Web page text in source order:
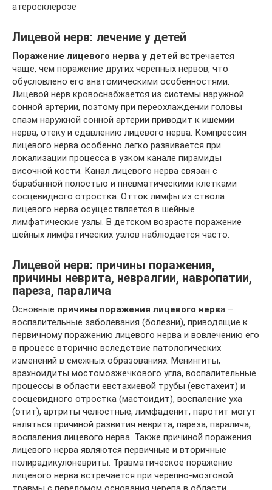
атеросклерозе
Лицевой нерв: лечение у детей
Поражение лицевого нерва у детей встречается
чаще, чем поражение других черепных нервов, что
обусловлено его анатомическими особенностями.
Лицевой нерв кровоснабжается из системы наружной
сонной артерии, поэтому при переохлаждении головы
спазм наружной сонной артерии приводит к ишемии
нерва, отеку и сдавлению лицевого нерва. Компрессия
лицевого нерва особенно легко развивается при
локализации процесса в узком канале пирамиды
височной кости. Канал лицевого нерва связан с
барабанной полостью и пневматическими клетками
сосцевидного отростка. Отток лимфы из ствола
лицевого нерва осуществляется в шейные
лимфатические узлы. В детском возрасте поражение
шейных лимфатических узлов наблюдается часто.
Лицевой нерв: причины поражения,
причины неврита, невралгии, навропатии,
пареза, паралича
Основные причины поражения лицевого нерва –
воспалительные заболевания (болезни), приводящие к
первичному поражению лицевого нерва и вовлечению его
в процесс вторично вследствие патологических
изменений в смежных образованиях. Менингиты,
арахноидиты мостомозжечкового угла, воспалительные
процессы в области евстахиевой трубы (евстахеит) и
сосцевидного отростка (мастоидит), воспаление уха
(отит), артриты челюстные, лимфаденит, паротит могут
являться причиной развития неврита, пареза, паралича,
воспаления лицевого нерва. Также причиной поражения
лицевого нерва являются первичные и вторичные
полирадикулоневриты. Травматическое поражение
лицевого нерва встречается при черепно-мозговой